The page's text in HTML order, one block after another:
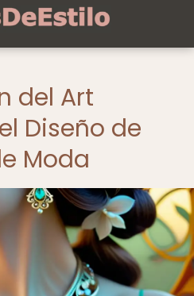
del Art
Diseño de
Moda